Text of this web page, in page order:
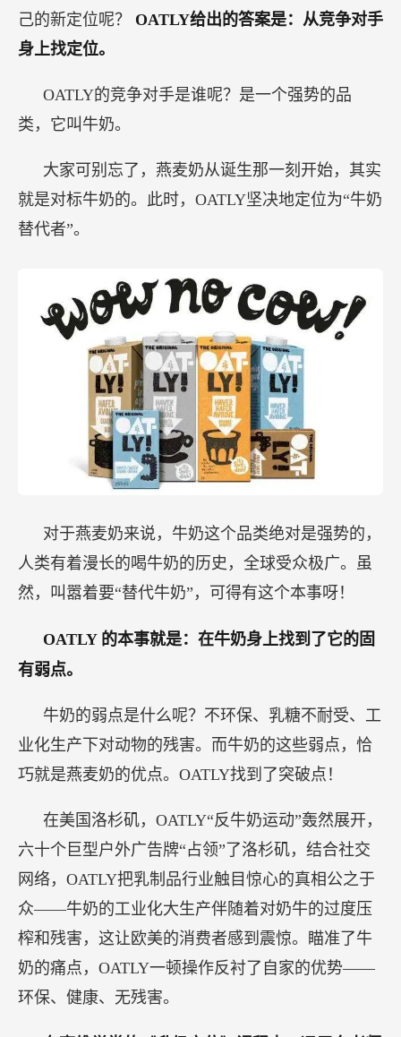
己的新定位呢？ OATLY给出的答案是：从竞争对手
身上找定位。
OATLY的竞争对手是谁呢？是一个强势的品
类，它叫牛奶。
大家可别忘了，燕麦奶从诞生那一刻开始，其实
就是对标牛奶的。此时，OATLY坚决地定位为“牛奶
替代者”。
对于燕麦奶来说，牛奶这个品类绝对是强势的，
人类有着漫长的喝牛奶的历史，全球受众极广。虽
然，叫嚣着要“替代牛奶”，可得有这个本事呀！
OATLY 的本事就是：在牛奶身上找到了它的固
有弱点。
牛奶的弱点是什么呢？不环保、乳糖不耐受、工
业化生产下对动物的残害。而牛奶的这些弱点，恰
巧就是燕麦奶的优点。OATLY找到了突破点！
在美国洛杉矶，OATLY“反牛奶运动”轰然展开，
六十个巨型户外广告牌“占领”了洛杉矶，结合社交
网络，OATLY把乳制品行业触目惊心的真相公之于
众——牛奶的工业化大生产伴随着对奶牛的过度压
榨和残害，这让欧美的消费者感到震惊。瞄准了牛
奶的痛点，OATLY一顿操作反衬了自家的优势——
环保、健康、无残害。